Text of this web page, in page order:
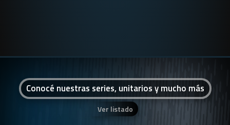
Conocé nuestras series, unitarios y mucho más
Ver listado